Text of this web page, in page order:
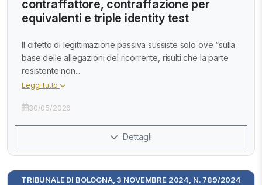
contraffattore, contraffazione per
equivalenti e triple identity test
Il difetto di legittimazione passiva sussiste solo ove “sulla
base delle allegazioni del ricorrente, risulti che la parte
resistente non...
Leggi tutto
30/05/2026
Dettagli
TRIBUNALE DI BOLOGNA, 3 NOVEMBRE 2024, N. 789/2024